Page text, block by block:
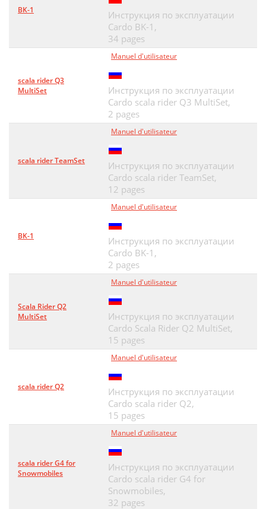
BK-1
Инструкция по эксплуатации
Cardo BK-1,
34 pages
scala rider Q3
MultiSet
Manuel d'utilisateur
Инструкция по эксплуатации
Cardo scala rider Q3 MultiSet,
2 pages
scala rider TeamSet
Manuel d'utilisateur
Инструкция по эксплуатации
Cardo scala rider TeamSet,
12 pages
BK-1
Manuel d'utilisateur
Инструкция по эксплуатации
Cardo BK-1,
2 pages
Scala Rider Q2
MultiSet
Manuel d'utilisateur
Инструкция по эксплуатации
Cardo Scala Rider Q2 MultiSet,
15 pages
scala rider Q2
Manuel d'utilisateur
Инструкция по эксплуатации
Cardo scala rider Q2,
15 pages
scala rider G4 for
Snowmobiles
Manuel d'utilisateur
Инструкция по эксплуатации
Cardo scala rider G4 for
Snowmobiles,
32 pages